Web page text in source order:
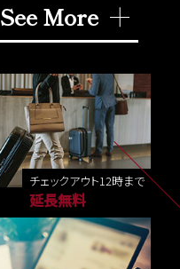
See More
チェックアウト12時まで
延長無料